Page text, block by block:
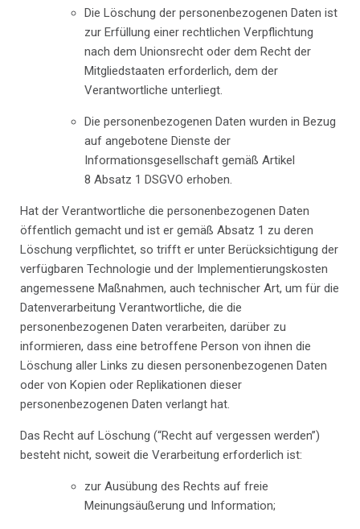
Die Löschung der personenbezogenen Daten ist
zur Erfüllung einer rechtlichen Verpflichtung
nach dem Unionsrecht oder dem Recht der
Mitgliedstaaten erforderlich, dem der
Verantwortliche unterliegt.
Die personenbezogenen Daten wurden in Bezug
auf angebotene Dienste der
Informationsgesellschaft gemäß Artikel
8 Absatz 1 DSGVO erhoben.
Hat der Verantwortliche die personenbezogenen Daten
öffentlich gemacht und ist er gemäß Absatz 1 zu deren
Löschung verpflichtet, so trifft er unter Berücksichtigung der
verfügbaren Technologie und der Implementierungskosten
angemessene Maßnahmen, auch technischer Art, um für die
Datenverarbeitung Verantwortliche, die die
personenbezogenen Daten verarbeiten, darüber zu
informieren, dass eine betroffene Person von ihnen die
Löschung aller Links zu diesen personenbezogenen Daten
oder von Kopien oder Replikationen dieser
personenbezogenen Daten verlangt hat.
Das Recht auf Löschung (“Recht auf vergessen werden”)
besteht nicht, soweit die Verarbeitung erforderlich ist:
zur Ausübung des Rechts auf freie
Meinungsäußerung und Information;